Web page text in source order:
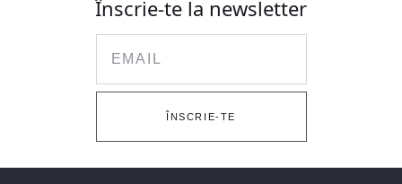
Înscrie-te la newsletter
ÎNSCRIE-TE